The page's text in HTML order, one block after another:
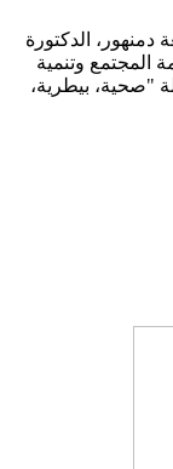
دمنهور، الدكتورة
المجتمع وتنمية
"صحية، بيطرية،